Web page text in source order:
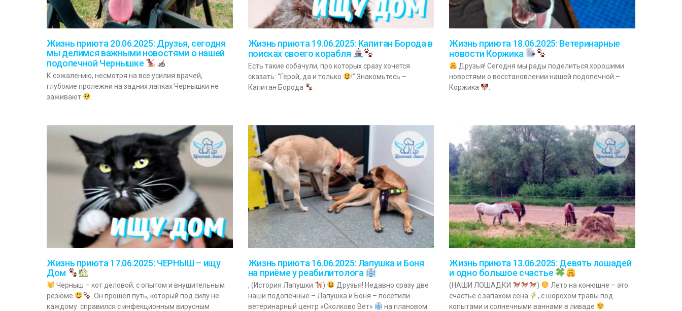
Жизнь приюта 20.06.2025: Друзья, сегодня
мы делимся важными новостями о нашей
подопечной Чернышке
К сожалению, несмотря на все усилия врачей,
глубокие пролежни на задних лапках Чернышки не
заживают
Жизнь приюта 19.06.2025: Капитан Борода в
поисках своего корабля
Есть такие собачули, про которых сразу хочется
сказать: “Герой, да и только
!” Знакомьтесь –
Капитан Борода
Жизнь приюта 18.06.2025: Ветеринарные
новости Коржика
Друзья! Сегодня мы рады поделиться хорошими
новостями о восстановлении нашей подопечной –
Коржика
Жизнь приюта 17.06.2025: ЧЕРНЫШ – ищу
Дом
Черныш – кот деловой, с опытом и внушительным
резюме
. Он прошёл путь, который под силу не
каждому: справился с инфекционным вирусным
Жизнь приюта 16.06.2025: Лапушка и Боня
на приёме у реабилитолога
, (История Лапушки )
Друзья! Недавно сразу две
наши подопечные – Лапушка и Боня – посетили
ветеринарный центр «Сколково Вет»
на плановом
Жизнь приюта 13.06.2025: Девять лошадей
и одно большое счастье
(НАШИ ЛОШАДКИ )
Лето на конюшне – это
счастье с запахом сена
, с шорохом травы под
копытами и солнечными ваннами в ливаде